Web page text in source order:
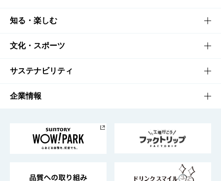
商品TOP
商品一覧
商品発売情報
栄養成分一覧
知る・楽しむ
知る・楽しむTOP
キャンペーン
工場見学
地域情報
文化・スポーツ
文化・スポーツTOP
サントリーホール
サントリーサンバーズ大阪
サステナビリティ
サステナビリティTOP
サントリーが考えるサステナビリティ経営
企業情報
企業概要